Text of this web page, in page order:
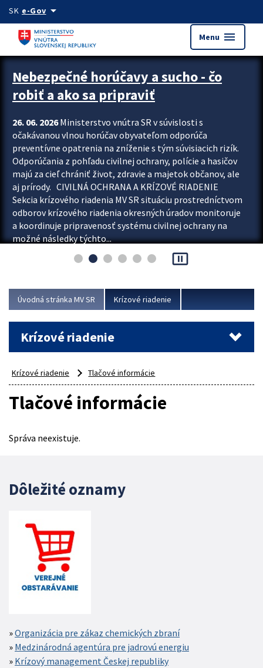
Preskocit na hlavný obsah
SK e-Govarrow_drop_down
Menu menu
Zastavit automatický posun upútavok
Nebezpečné horúčavy a sucho - čo
robiť a ako sa pripraviť
26. 06. 2026Ministerstvo vnútra SR v súvislosti s
očakávanou vlnou horúčav obyvateľom odporúča
preventívne opatrenia na zníženie s tým súvisiacich rizík.
Odporúčania z pohľadu civilnej ochrany, polície a hasičov
majú za cieľ chrániť život, zdravie a majetok občanov, ale
aj prírody. CIVILNÁ OCHRANA A KRÍZOVÉ RIADENIE
Sekcia krízového riadenia MV SR situáciu prostredníctvom
odborov krízového riadenia okresných úradov monitoruje
a koordinuje pripravenosť systému civilnej ochrany na
možné následky týchto...
pause_presentation
Úvodná stránka MV SR Krízové riadenie
Krízové riadenie
Krízové riadenie Tlačové informácie
Tlačové informácie
Správa neexistuje.
Dôležité oznamy
Organizácia pre zákaz chemických zbraní
Medzinárodná agentúra pre jadrovú energiu
Krízový management Českej republiky